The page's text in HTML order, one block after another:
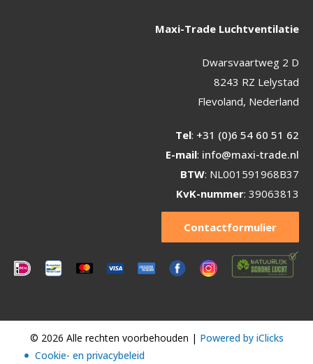
Maxi-Trade Luchtventilatie
Dwarsvaartweg 2 D
8243 RZ Lelystad
Flevoland, Nederland
Tel: +31 (0)6 54 60 51 62
E-mail: info@maxi-trade.nl
BTW: NL001591968B37
KvK-nummer: 39063813
Contactformulier
© 2026 Alle rechten voorbehouden | Powered by iClicks
Cookie- en privacybeleid